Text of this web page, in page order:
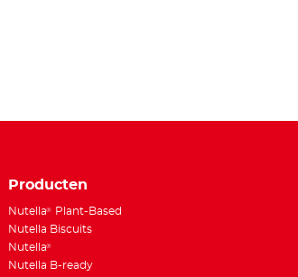
Producten
Nutella®
Plant-Based
Nutella Biscuits
Nutella®
Nutella B-ready